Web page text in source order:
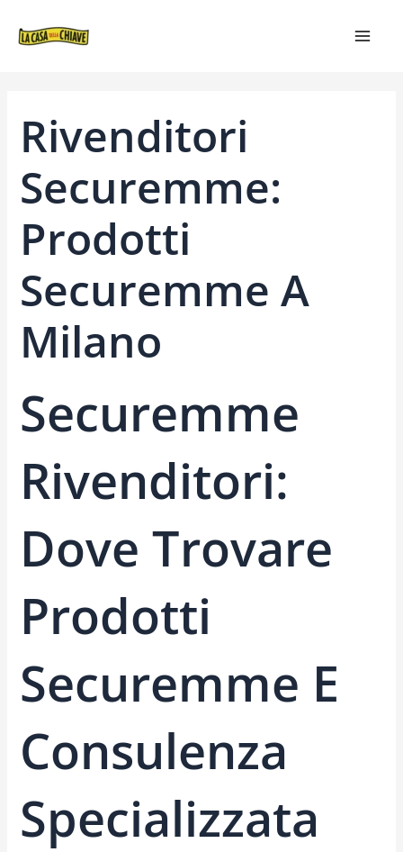
Rivenditori
Securemme:
Prodotti
Securemme A
Milano
Securemme
Rivenditori:
Dove Trovare
Prodotti
Securemme E
Consulenza
Specializzata
ARTICOLI